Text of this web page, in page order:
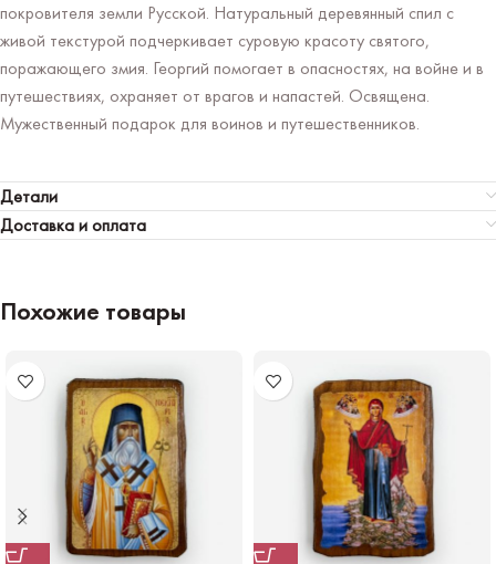
покровителя земли Русской. Натуральный деревянный спил с
живой текстурой подчеркивает суровую красоту святого,
поражающего змия. Георгий помогает в опасностях, на войне и в
путешествиях, охраняет от врагов и напастей. Освящена.
Мужественный подарок для воинов и путешественников.
Детали
Доставка и оплата
Похожие товары